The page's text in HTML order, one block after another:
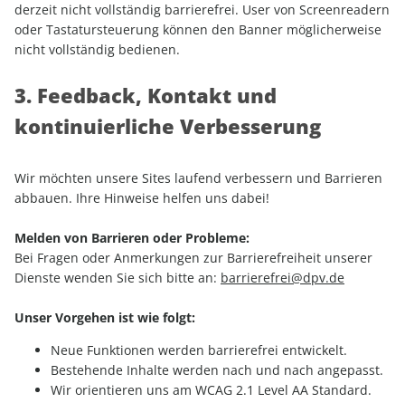
derzeit nicht vollständig barrierefrei. User von Screenreadern
oder Tastatursteuerung können den Banner möglicherweise
nicht vollständig bedienen.
3. Feedback, Kontakt und
kontinuierliche Verbesserung
Wir möchten unsere Sites laufend verbessern und Barrieren
abbauen. Ihre Hinweise helfen uns dabei!
Melden von Barrieren oder Probleme:
Bei Fragen oder Anmerkungen zur Barrierefreiheit unserer
Dienste wenden Sie sich bitte an: barrierefrei@dpv.de
Unser Vorgehen ist wie folgt:
Neue Funktionen werden barrierefrei entwickelt.
Bestehende Inhalte werden nach und nach angepasst.
Wir orientieren uns am WCAG 2.1 Level AA Standard.